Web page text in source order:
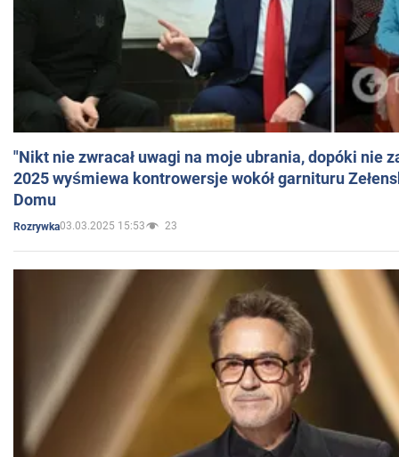
"Nikt nie zwracał uwagi na moje ubrania, dopóki nie
2025 wyśmiewa kontrowersje wokół garnituru
Domu
Rozrywka03.03.2025 15:53 23